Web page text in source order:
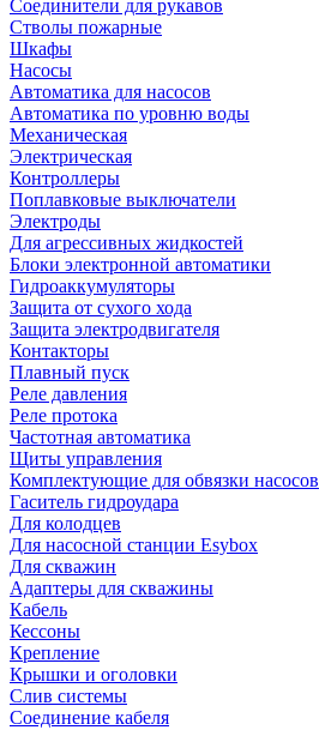
Соединители для рукавов
Стволы пожарные
Шкафы
Насосы
Автоматика для насосов
Автоматика по уровню воды
Механическая
Электрическая
Контроллеры
Поплавковые выключатели
Электроды
Для агрессивных жидкостей
Блоки электронной автоматики
Гидроаккумуляторы
Защита от сухого хода
Защита электродвигателя
Контакторы
Плавный пуск
Реле давления
Реле протока
Частотная автоматика
Щиты управления
Комплектующие для обвязки насосов
Гаситель гидроудара
Для колодцев
Для насосной станции Esybox
Для скважин
Адаптеры для скважины
Кабель
Кессоны
Крепление
Крышки и оголовки
Слив системы
Соединение кабеля